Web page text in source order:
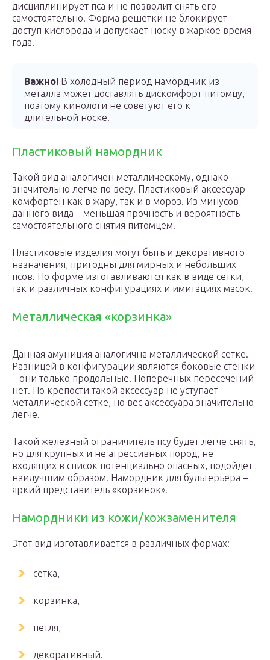
дисциплинирует пса и не позволит снять его
самостоятельно. Форма решетки не блокирует
доступ кислорода и допускает носку в жаркое время
года.
Важно! В холодный период намордник из
металла может доставлять дискомфорт питомцу,
поэтому кинологи не советуют его к
длительной носке.
Пластиковый намордник
Такой вид аналогичен металлическому, однако
значительно легче по весу. Пластиковый аксессуар
комфортен как в жару, так и в мороз. Из минусов
данного вида – меньшая прочность и вероятность
самостоятельного снятия питомцем.
Пластиковые изделия могут быть и декоративного
назначения, пригодны для мирных и небольших
псов. По форме изготавливаются как в виде сетки,
так и различных конфигурациях и имитациях масок.
Металлическая «корзинка»
Данная амуниция аналогична металлической сетке.
Разницей в конфигурации являются боковые стенки
– они только продольные. Поперечных пересечений
нет. По крепости такой аксессуар не уступает
металлической сетке, но вес аксессуара значительно
легче.
Такой железный ограничитель псу будет легче снять,
но для крупных и не агрессивных пород, не
входящих в список потенциально опасных, подойдет
наилучшим образом. Намордник для бультерьера –
яркий представитель «корзинок».
Намордники из кожи/кожзаменителя
Этот вид изготавливается в различных формах:
сетка,
корзинка,
петля,
декоративный.